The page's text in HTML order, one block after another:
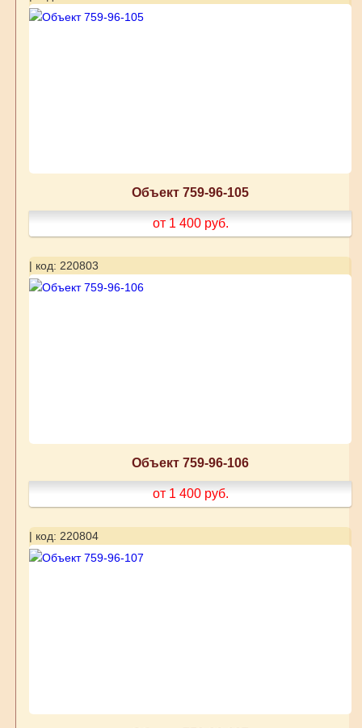
Объект 759-96-105
от 1 400 руб.
| код: 220803
Объект 759-96-106
от 1 400 руб.
| код: 220804